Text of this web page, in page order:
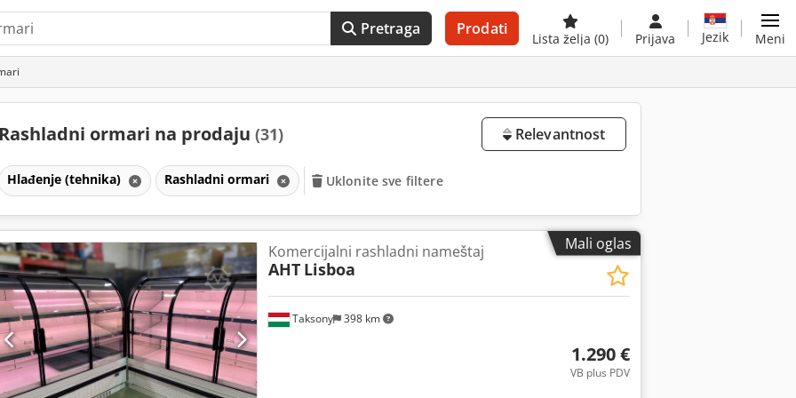
Pretraga Prodati
Lista želja (0) Prijava Jezik Meni
Rashladni ormari na prodaju (31) Relevantnost
Hlađenje (tehnika) Rashladni ormari Uklonite sve filtere
Mali oglas
Taksony 398 km
Komercijalni rashladni nameštaj
AHT Lisboa
1.290 €
VB plus PDV